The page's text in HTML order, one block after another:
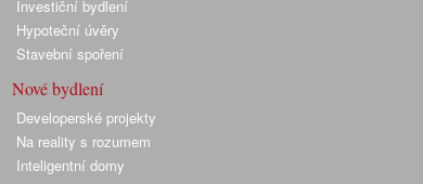
Investiční bydlení
Hypoteční úvěry
Stavební spoření
Nové bydlení
Developerské projekty
Na reality s rozumem
Inteligentní domy